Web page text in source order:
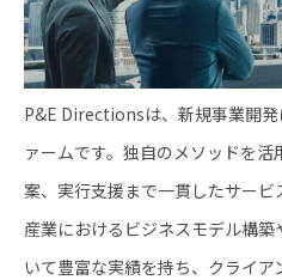
P&E Directionsは、新規事業開
ァームです。独自のメソッドを
案、実行支援まで一貫したサー
産業におけるビジネスモデル構
いて豊富な実績を持ち、クライ